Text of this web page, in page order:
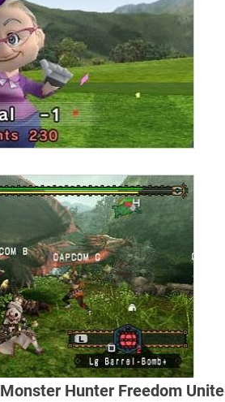
Monster Hunter Freedom Unite